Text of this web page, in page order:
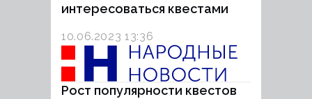
интересоваться квестами
10.06.2023 13:36
Рост популярности квестов